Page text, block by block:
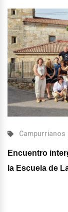
Campurrianos
Encuentro
la Escuela de